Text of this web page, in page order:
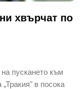
хвърчат по
пускането към
в посока